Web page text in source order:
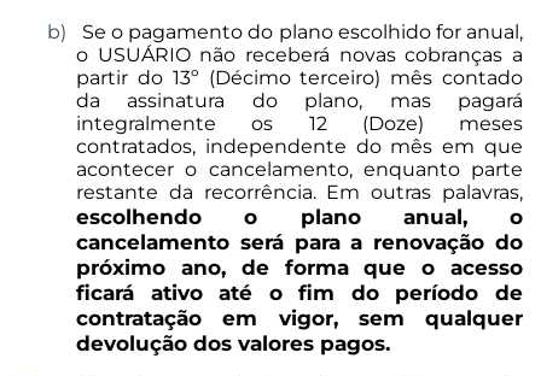
b)
Se o pagamento do plano escolhido for anual,
o USUÁRIO não receberá novas cobranças a
partir do 13º (Décimo terceiro) mês contado
da assinatura do plano, mas pagará
integralmente os 12 (Doze) meses
contratados, independente do mês em que
acontecer o cancelamento, enquanto parte
restante da recorrência. Em outras palavras,
escolhendo o plano anual, o
cancelamento será para a renovação do
próximo ano, de forma que o acesso
ficará ativo até o fim do período de
contratação em vigor, sem qualquer
devolução dos valores pagos.